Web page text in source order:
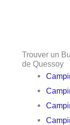
Trouver un
de Quessoy